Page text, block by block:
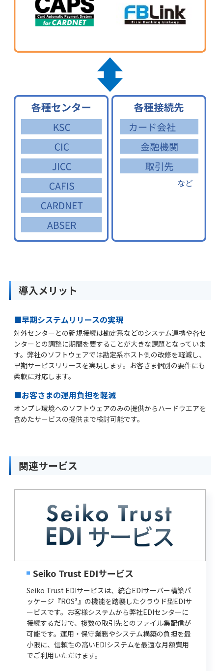
導入メリット
■早期システムリリースの実現
対外センターとの新規接続は勘定系などのシステム連携や各セ
ンターとの調整に期間を要することが大きな課題となっていま
す。弊社のソフトウェアでは勘定系ホスト側の改修を軽減し、
早期サービスリリースを実現します。お客さま個別の要件にも
柔軟に対応します。
■お客さまの運用負担を軽減
オンプレ環境へのソフトウェアのみの提供からハードウエアを
含めたサービスの提供まで検討可能です。
関連サービス
Seiko Trust EDIサービス
Seiko Trust EDIサービスは、統合EDIサーバー構築パ
ッケージ『ROS³』の機能を踏襲したクラウド型EDIサ
ービスです。お客様システムから弊社EDIセンターに
接続するだけで、複数の取引先とのファイル集配信が
可能です。運用・保守業務やシステム構築の負担を最
小限に、信頼性の高いEDIシステムを最適な月額費用
でご利用いただけます。